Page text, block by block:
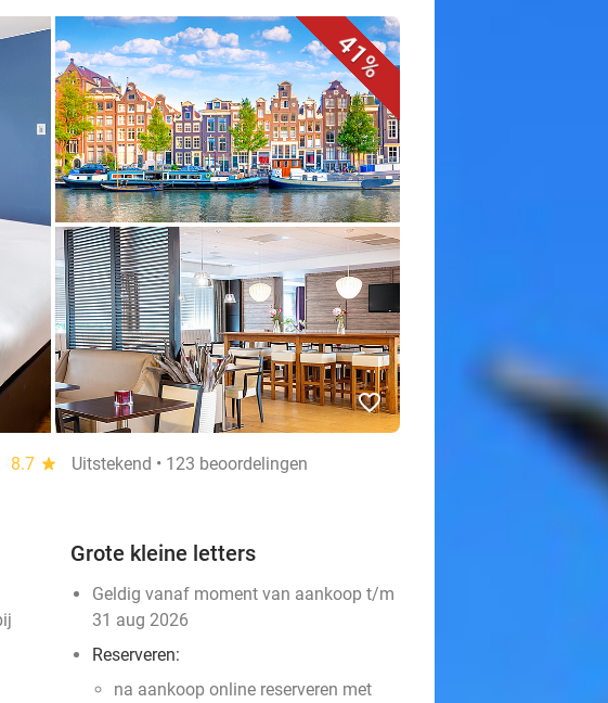
41%
favorite_border
8.7 star
Uitstekend • 123 beoordelingen
Grote kleine letters
Geldig vanaf moment van aankoop t/m
31 aug 2026
Reserveren:
na aankoop online reserveren met